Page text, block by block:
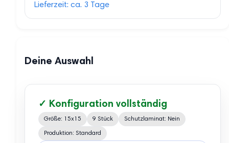
Lieferzeit: ca. 3 Tage
Deine Auswahl
✓ Konfiguration vollständig
Größe: 15x15 9 Stück Schutzlaminat: Nein
Produktion: Standard